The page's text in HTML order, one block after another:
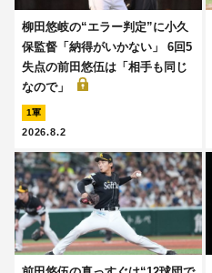
柳田悠岐の“エラー判定”に小久
保監督「納得がいかない」 6回5
失点の前田悠伍は「相手も同じ
なので」
1軍
2026.8.2